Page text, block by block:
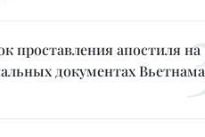
проставления апостиля на
документах Вьетнама